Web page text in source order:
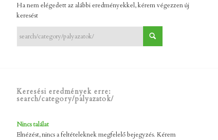
Ha nem elégedett az alábbi eredményekkel, kérem végezzen új
keresést
Keresési eredmények erre:
search/category/palyazatok/
Nincs találat
Elnézést, nincs a feltételeknek megfelelő bejegyzés. Kérem